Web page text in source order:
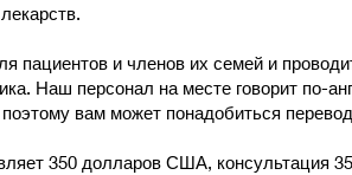
пациентов и членов их семей и
Наш персонал на месте говорит по-
вам может понадобиться
350 долларов США, консультация